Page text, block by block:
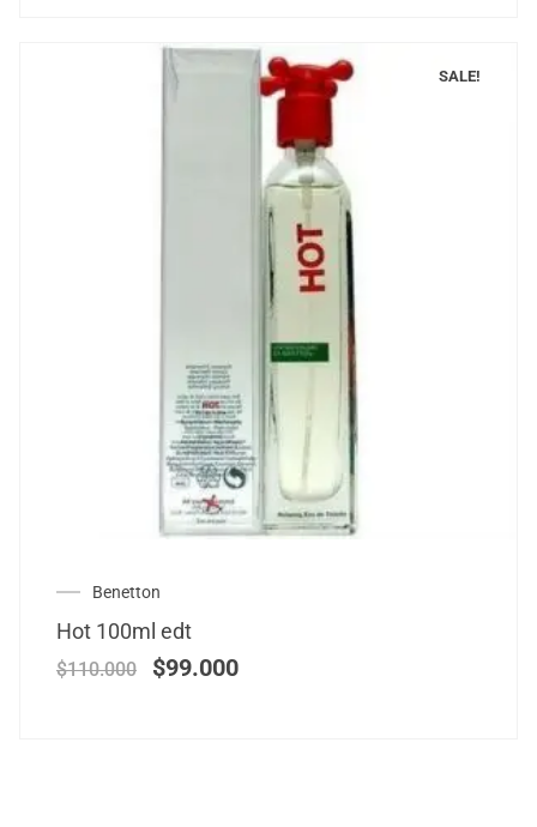
SALE!
Benetton
Hot 100ml edt
$110.000 $99.000